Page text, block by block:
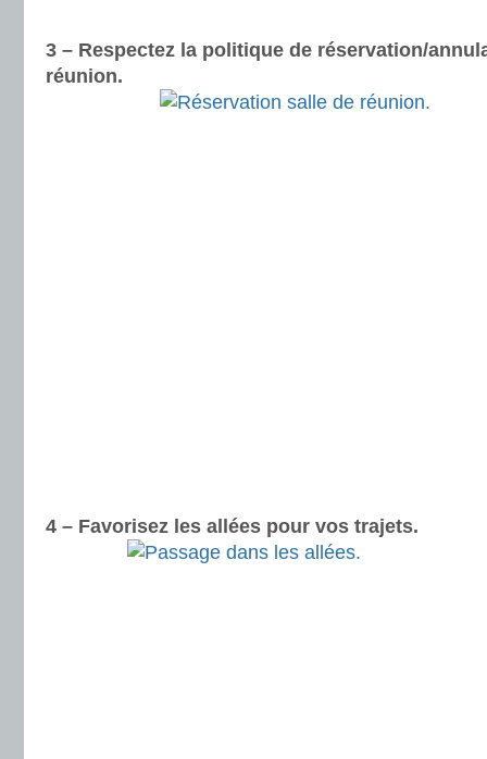
3 – Respectez la politique de réservation/
réunion.
4 – Favorisez les allées pour vos trajets.